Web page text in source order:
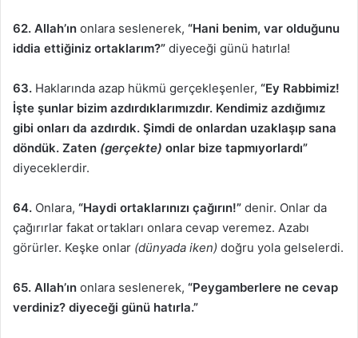
62. Allah’ın onlara seslenerek, “Hani benim, var olduğunu
iddia ettiğiniz ortaklarım?” diyeceği günü hatırla!
63. Haklarında azap hükmü gerçekleşenler, “Ey Rabbimiz!
İşte şunlar bizim azdırdıklarımızdır. Kendimiz azdığımız
gibi onları da azdırdık. Şimdi de onlardan uzaklaşıp sana
döndük. Zaten (gerçekte) onlar bize tapmıyorlardı”
diyeceklerdir.
64. Onlara, “Haydi ortaklarınızı çağırın!” denir. Onlar da
çağırırlar fakat ortakları onlara cevap veremez. Azabı
görürler. Keşke onlar (dünyada iken) doğru yola gelselerdi.
65. Allah’ın onlara seslenerek, “Peygamberlere ne cevap
verdiniz? diyeceği günü hatırla.”